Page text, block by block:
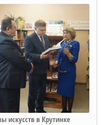
искусств в Крутинке